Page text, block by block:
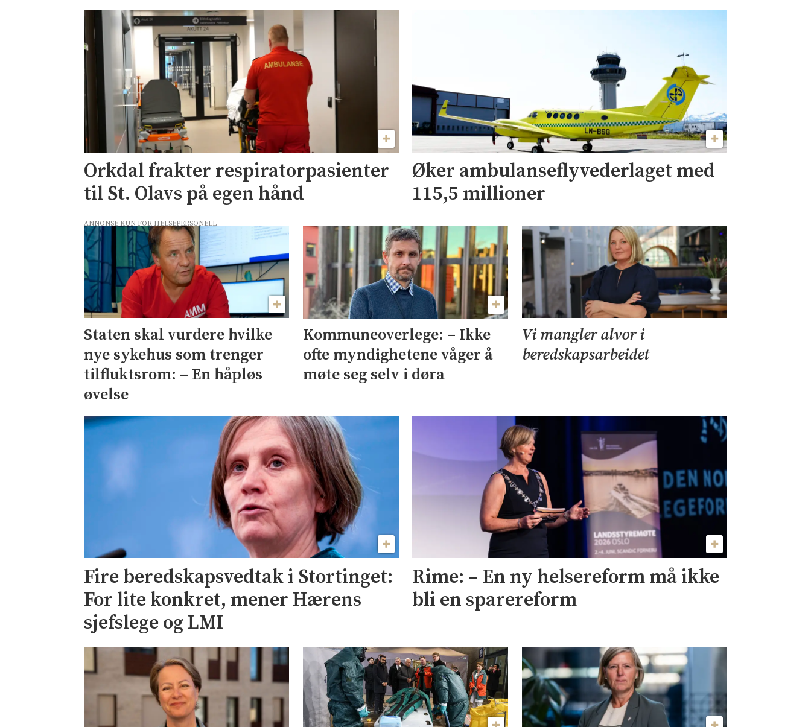
Orkdal frakter respiratorpasienter
til St. Olavs på egen hånd
Øker ambulanseflyvederlaget med
115,5 millioner
ANNONSE KUN FOR HELSEPERSONELL
Staten skal vurdere hvilke
nye sykehus som trenger
tilfluktsrom: – En håpløs
øvelse
Kommuneoverlege: – Ikke
ofte myndighetene våger å
møte seg selv i døra
Vi mangler alvor i
beredskapsarbeidet
Fire beredskapsvedtak i Stortinget:
For lite konkret, mener Hærens
sjefslege og LMI
Rime: – En ny helsereform må ikke
bli en sparereform